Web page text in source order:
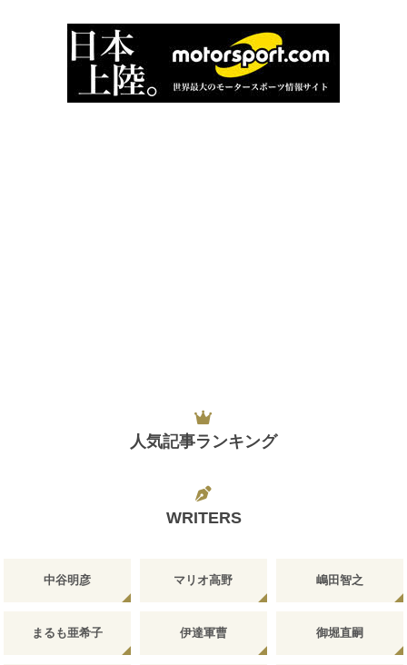
人気記事ランキング
WRITERS
中谷明彦 マリオ高野 嶋田智之
まるも亜希子 伊達軍曹 御堀直嗣